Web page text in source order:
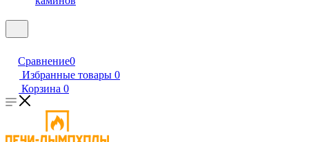
Сравнение0
Избранные товары 0
Корзина 0